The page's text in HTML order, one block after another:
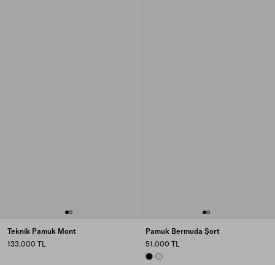
Teknik Pamuk Mont
133.000 TL
Pamuk Bermuda Şort
51.000 TL
BLACKCHALK WHITE